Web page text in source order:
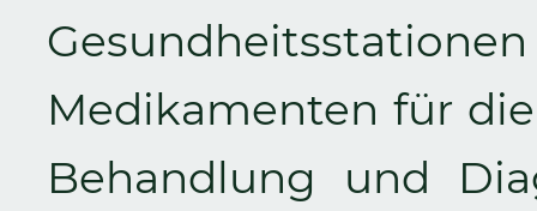
Medikamenten für
Behandlung und